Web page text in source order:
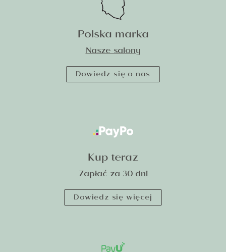
Polska marka
Nasze salony
Dowiedz się o nas
Kup teraz
Zapłać za 30 dni
Dowiedz się więcej